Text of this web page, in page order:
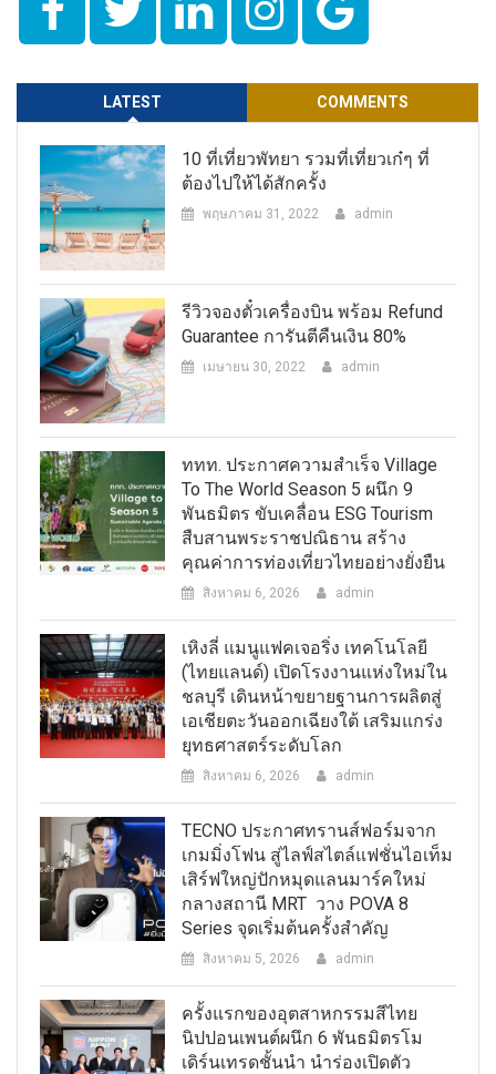
LATEST COMMENTS
10 ที่เที่ยวพัทยา รวมที่เที่ยวเก๋ๆ ที่
ต้องไปให้ได้สักครั้ง
พฤษภาคม 31, 2022 admin
รีวิวจองตั๋วเครื่องบิน พร้อม Refund
Guarantee การันตีคืนเงิน 80%
เมษายน 30, 2022 admin
ททท. ประกาศความสำเร็จ Village
To The World Season 5 ผนึก 9
พันธมิตร ขับเคลื่อน ESG Tourism
สืบสานพระราชปณิธาน สร้าง
คุณค่าการท่องเที่ยวไทยอย่างยั่งยืน
สิงหาคม 6, 2026 admin
เหิงลี่ แมนูแฟคเจอริ่ง เทคโนโลยี
(ไทยแลนด์) เปิดโรงงานแห่งใหม่ใน
ชลบุรี เดินหน้าขยายฐานการผลิตสู่
เอเชียตะวันออกเฉียงใต้ เสริมแกร่ง
ยุทธศาสตร์ระดับโลก
สิงหาคม 6, 2026 admin
TECNO ประกาศทรานส์ฟอร์มจาก
เกมมิ่งโฟน สู่ไลฟ์สไตล์แฟชั่นไอเท็ม
เสิร์ฟใหญ่ปักหมุดแลนมาร์คใหม่
กลางสถานี MRT วาง POVA 8
Series จุดเริ่มต้นครั้งสำคัญ
สิงหาคม 5, 2026 admin
ครั้งแรกของอุตสาหกรรมสีไทย
นิปปอนเพนต์ผนึก 6 พันธมิตรโม
เดิร์นเทรดชั้นนำ นำร่องเปิดตัว